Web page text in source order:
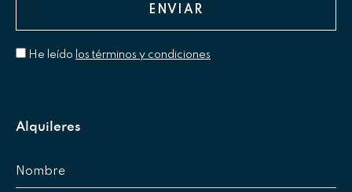
He leído los términos y condiciones
Alquileres